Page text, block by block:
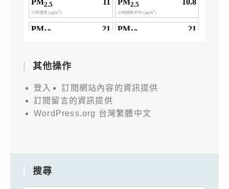
其他操作
登入
訂閱網站內容的資訊提供
訂閱留言的資訊提供
WordPress.org 台灣繁體中文
搜尋